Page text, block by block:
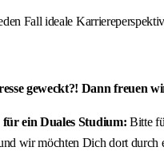
Fall ideale
geweckt?! Dann freuen
ein Duales Studium: Bitte
wir möchten Dich dort durch